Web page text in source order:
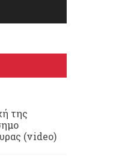
της
(video)